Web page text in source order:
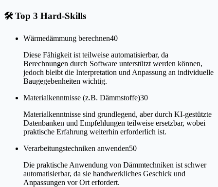
🛠Top 3 Hard-Skills
Wärmedämmung berechnen40
Diese Fähigkeit ist teilweise automatisierbar, da
Berechnungen durch Software unterstützt werden können,
jedoch bleibt die Interpretation und Anpassung an individuelle
Baugegebenheiten wichtig.
Materialkenntnisse (z.B. Dämmstoffe)30
Materialkenntnisse sind grundlegend, aber durch KI-gestützte
Datenbanken und Empfehlungen teilweise ersetzbar, wobei
praktische Erfahrung weiterhin erforderlich ist.
Verarbeitungstechniken anwenden50
Die praktische Anwendung von Dämmtechniken ist schwer
automatisierbar, da sie handwerkliches Geschick und
Anpassungen vor Ort erfordert.